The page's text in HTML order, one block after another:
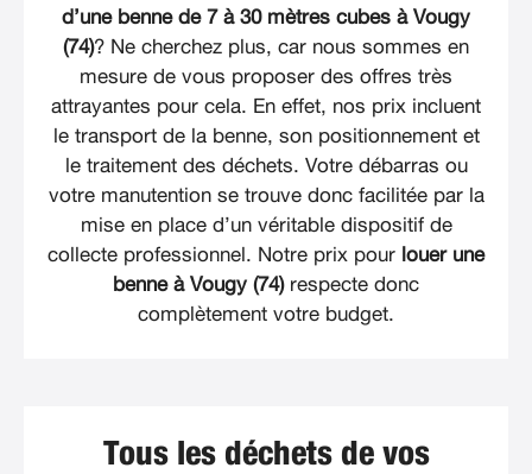
d’une benne de 7 à 30 mètres cubes à Vougy
(74)? Ne cherchez plus, car nous sommes en
mesure de vous proposer des offres très
attrayantes pour cela. En effet, nos prix incluent
le transport de la benne, son positionnement et
le traitement des déchets. Votre débarras ou
votre manutention se trouve donc facilitée par la
mise en place d’un véritable dispositif de
collecte professionnel. Notre prix pour louer une
benne à Vougy (74)respecte donc
complètement votre budget.
Tous les déchets de vos